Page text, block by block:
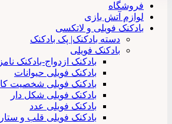
فروشگاه
لوازم آتش بازی
بادکنک فویلی و لاتکسی
دسته بادکنک| پک بادکنک
بادکنک فویلی
بادکنک ازدواج-بادکنک
بادکنک فویلی حیوانات
بادکنک فویلی شخصیت
بادکنک فویلی شکل دار
بادکنک فویلی عدد
بادکنک فویلی قلب و